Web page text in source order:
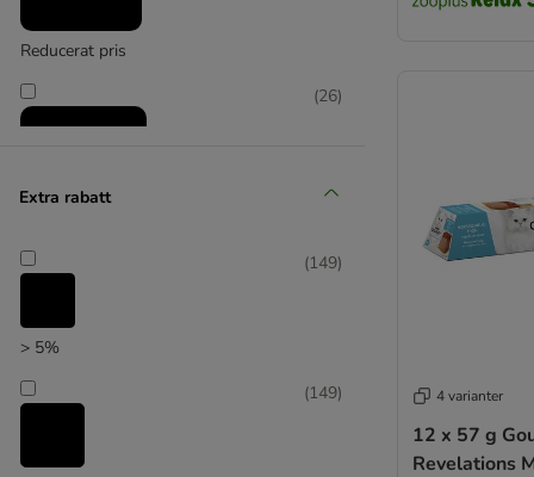
GimCat
GranataPet
Green Petfood
Hardys LOVE AFFAIR
James Wellbeloved
JosiCat
KITTY Cat
Reducerat pris
zooplus favorit
(26)
Extra rabatt
> 5%
(149)
(149) 4 varianter
12 x 57 g
Revelations